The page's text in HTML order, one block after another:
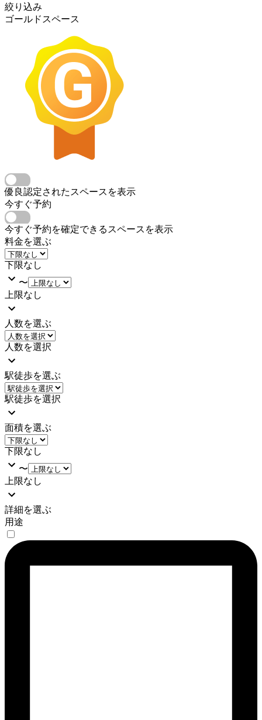
絞り込み
ゴールドスペース
優良認定されたスペースを表示
今すぐ予約
今すぐ予約を確定できるスペースを表示
料金を選ぶ
下限なし
〜
上限なし
人数を選ぶ
人数を選択
駅徒歩を選ぶ
駅徒歩を選択
面積を選ぶ
下限なし
〜
上限なし
詳細を選ぶ
用途